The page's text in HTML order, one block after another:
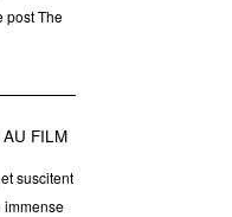
post The
FILM
suscitent
immense